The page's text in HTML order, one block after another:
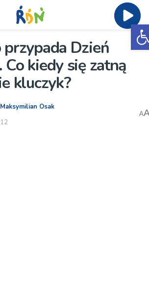
Dzień
Co kiedy się zatną
kluczyk?
Maksymilian Osak
A